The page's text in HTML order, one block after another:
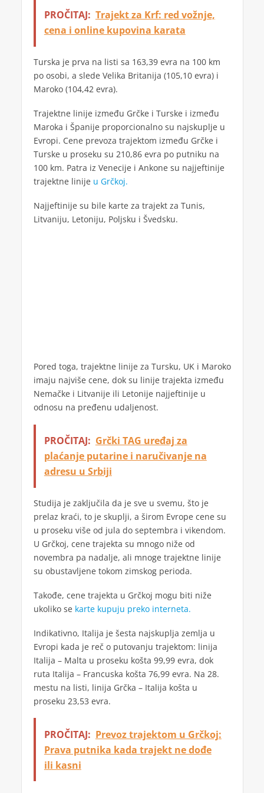
PROČITAJ: Trajekt za Krf: red vožnje,
cena i online kupovina karata
Turska je prva na listi sa 163,39 evra na 100 km
po osobi, a slede Velika Britanija (105,10 evra) i
Maroko (104,42 evra).
Trajektne linije između Grčke i Turske i između
Maroka i Španije proporcionalno su najskuplje u
Evropi. Cene prevoza trajektom između Grčke i
Turske u proseku su 210,86 evra po putniku na
100 km. Patra iz Venecije i Ankone su najjeftinije
trajektne linije u Grčkoj.
Najjeftinije su bile karte za trajekt za Tunis,
Litvaniju, Letoniju, Poljsku i Švedsku.
Pored toga, trajektne linije za Tursku, UK i Maroko
imaju najviše cene, dok su linije trajekta između
Nemačke i Litvanije ili Letonije najjeftinije u
odnosu na pređenu udaljenost.
PROČITAJ: Grčki TAG uređaj za
plaćanje putarine i naručivanje na
adresu u Srbiji
Studija je zaključila da je sve u svemu, što je
prelaz kraći, to je skuplji, a širom Evrope cene su
u proseku više od jula do septembra i vikendom.
U Grčkoj, cene trajekta su mnogo niže od
novembra pa nadalje, ali mnoge trajektne linije
su obustavljene tokom zimskog perioda.
Takođe, cene trajekta u Grčkoj mogu biti niže
ukoliko se karte kupuju preko interneta.
Indikativno, Italija je šesta najskuplja zemlja u
Evropi kada je reč o putovanju trajektom: linija
Italija – Malta u proseku košta 99,99 evra, dok
ruta Italija – Francuska košta 76,99 evra. Na 28.
mestu na listi, linija Grčka – Italija košta u
proseku 23,53 evra.
PROČITAJ: Prevoz trajektom u Grčkoj:
Prava putnika kada trajekt ne dođe
ili kasni